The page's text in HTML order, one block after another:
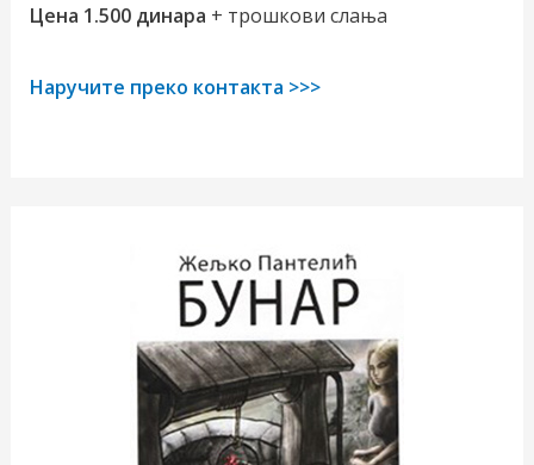
Цена 1.500 динара + трошкови слања
Наручите преко контакта >>>